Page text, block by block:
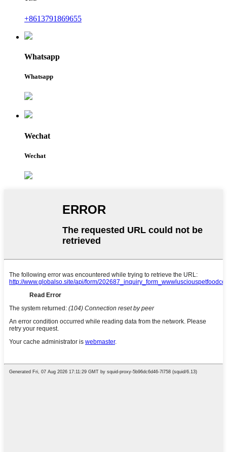
+8613791869655
Whatsapp
Whatsapp
Wechat
Wechat